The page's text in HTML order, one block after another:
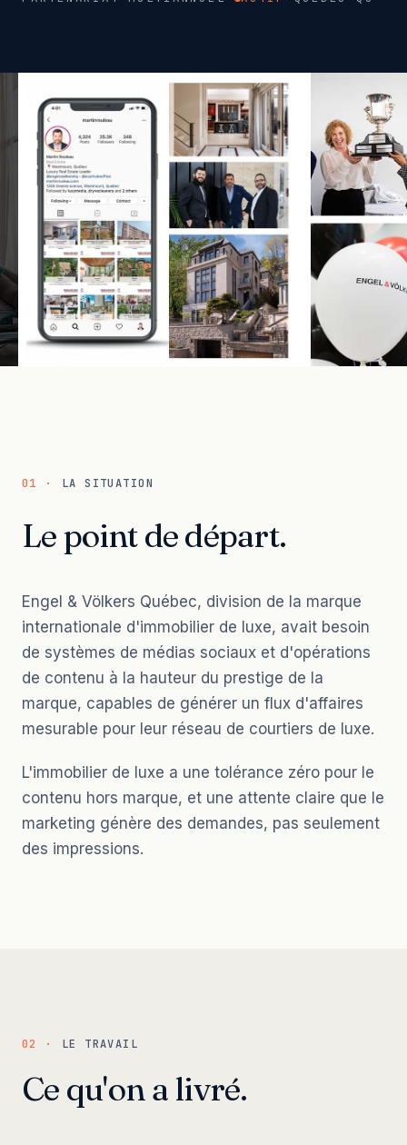
01 · LA SITUATION
Le point de départ.
Engel & Völkers Québec, division de la marque
internationale d'immobilier de luxe, avait besoin
de systèmes de médias sociaux et d'opérations
de contenu à la hauteur du prestige de la
marque, capables de générer un flux d'affaires
mesurable pour leur réseau de courtiers de luxe.
L'immobilier de luxe a une tolérance zéro pour le
contenu hors marque, et une attente claire que le
marketing génère des demandes, pas seulement
des impressions.
02 · LE TRAVAIL
Ce qu'on a livré.